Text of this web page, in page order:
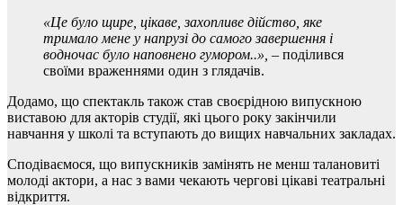
«Це було щире, цікаве, захопливе дійство, яке
тримало мене у напрузі до самого завершення і
водночас було наповнено гумором..», – поділився
своїми враженнями один з глядачів.
Додамо, що спектакль також став своєрідною випускною
виставою для акторів студії, які цього року закінчили
навчання у школі та вступають до вищих навчальних закладах.
Сподіваємося, що випускників замінять не менш талановиті
молоді актори, а нас з вами чекають чергові цікаві театральні
відкриття.